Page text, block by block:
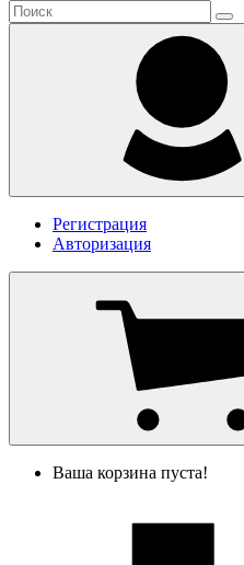
Регистрация
Авторизация
Ваша корзина пуста!